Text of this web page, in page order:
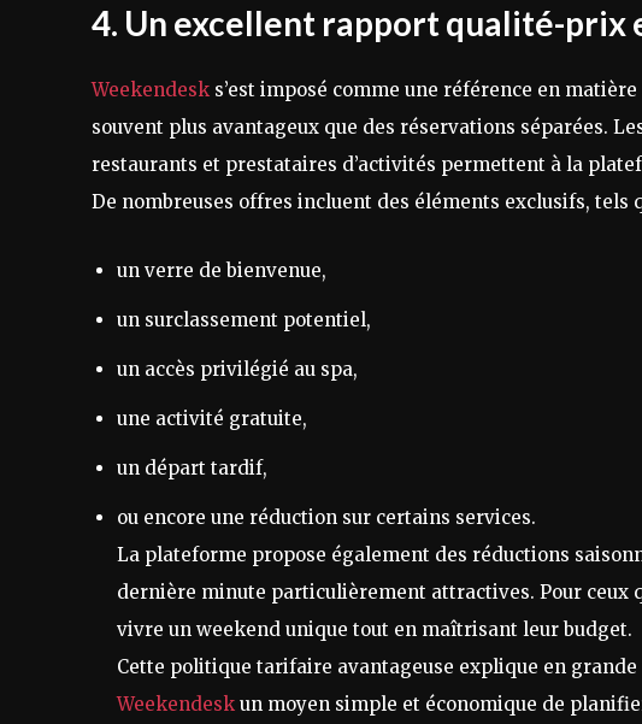
4. Un excellent rapport qualité-prix
Weekendesk s’est imposé comme une référence en
souvent plus avantageux que des réservations séparées.
restaurants et prestataires d’activités permettent à la
De nombreuses offres incluent des éléments exclusifs, tels
un verre de bienvenue,
un surclassement potentiel,
un accès privilégié au spa,
une activité gratuite,
un départ tardif,
ou encore une réduction sur certains services.
La plateforme propose également des réductions
dernière minute particulièrement attractives. Pour ceux
vivre un weekend unique tout en maîtrisant leur budget.
Cette politique tarifaire avantageuse explique en
Weekendesk un moyen simple et économique de